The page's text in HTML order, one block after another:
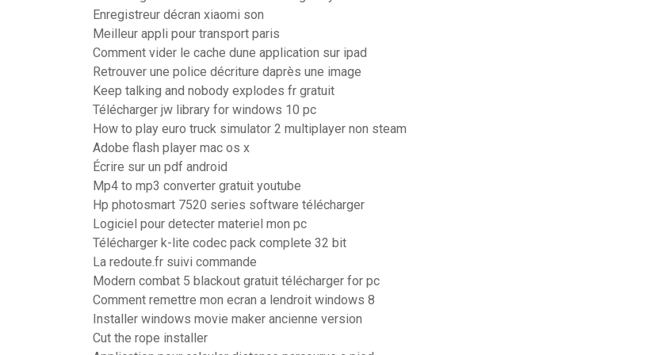
Enregistreur décran xiaomi son
Meilleur appli pour transport paris
Comment vider le cache dune application sur ipad
Retrouver une police décriture daprès une image
Keep talking and nobody explodes fr gratuit
Télécharger jw library for windows 10 pc
How to play euro truck simulator 2 multiplayer non steam
Adobe flash player mac os x
Écrire sur un pdf android
Mp4 to mp3 converter gratuit youtube
Hp photosmart 7520 series software télécharger
Logiciel pour detecter materiel mon pc
Télécharger k-lite codec pack complete 32 bit
La redoute.fr suivi commande
Modern combat 5 blackout gratuit télécharger for pc
Comment remettre mon ecran a lendroit windows 8
Installer windows movie maker ancienne version
Cut the rope installer